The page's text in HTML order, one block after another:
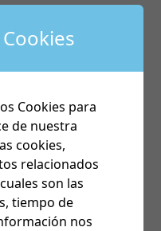
+
Cookies para
de nuestra
cookies,
relacionados
son las
tiempo de
nos